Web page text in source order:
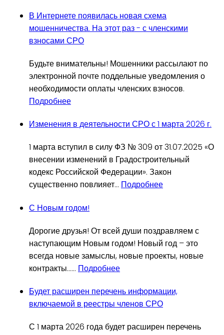
В Интернете появилась новая схема
мошенничества. На этот раз - с членскими
взносами СРО
Будьте внимательны! Мошенники рассылают по
электронной почте поддельные уведомления о
необходимости оплаты членских взносов.
Подробнее
Изменения в деятельности СРО с 1 марта 2026 г.
1 марта вступил в силу ФЗ № 309 от 31.07.2025 «О
внесении изменений в Градостроительный
кодекс Российской Федерации». Закон
существенно повлияет… Подробнее
С Новым годом!
Дорогие друзья! От всей души поздравляем с
наступающим Новым годом! Новый год – это
всегда новые замыслы, новые проекты, новые
контракты…… Подробнее
Будет расширен перечень информации,
включаемой в реестры членов СРО
С 1 марта 2026 года будет расширен перечень